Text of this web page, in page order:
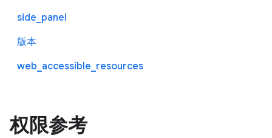
side_panel
版本
web_accessible_resources
权限参考